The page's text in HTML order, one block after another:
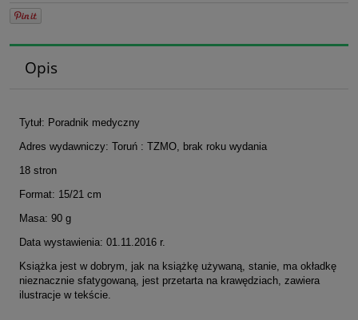
Opis
Tytuł: Poradnik medyczny
Adres wydawniczy: Toruń : TZMO, brak roku wydania
18 stron
Format: 15/21 cm
Masa: 90 g
Data wystawienia: 01.11.2016 r.
Książka jest w dobrym, jak na książkę używaną, stanie, ma okładkę
nieznacznie sfatygowaną, jest przetarta na krawędziach, zawiera
ilustracje w tekście.